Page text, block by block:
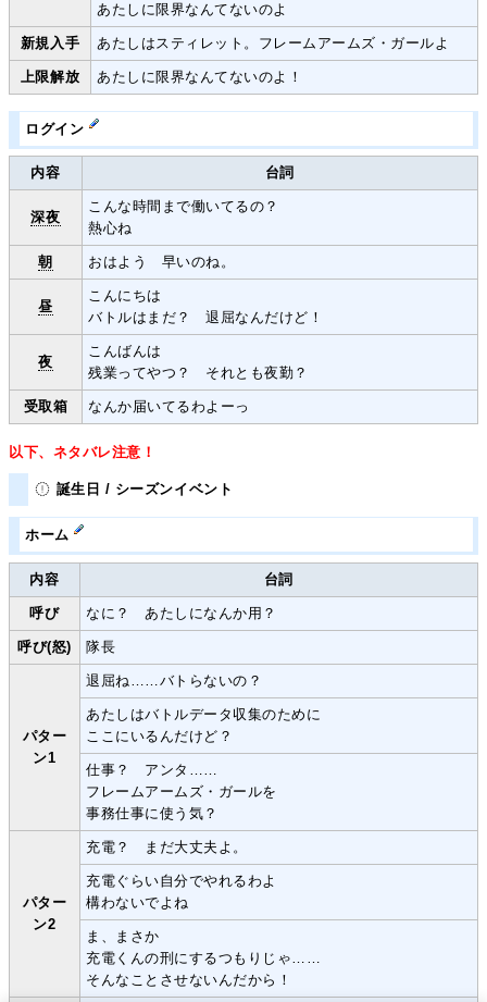
あたしに限界なんてないのよ
新規入手 あたしはスティレット。フレームアームズ・ガールよ
上限解放 あたしに限界なんてないのよ！
ログイン
内容 台詞
深夜
こんな時間まで働いてるの？
熱心ね
朝 おはよう 早いのね。
昼
こんにちは
バトルはまだ？ 退屈なんだけど！
夜
こんばんは
残業ってやつ？ それとも夜勤？
受取箱 なんか届いてるわよーっ
以下、ネタバレ注意！
誕生日 / シーズンイベント
ホーム
内容 台詞
呼び なに？ あたしになんか用？
呼び(怒) 隊長
パター
ン1
退屈ね……バトらないの？
あたしはバトルデータ収集のために
ここにいるんだけど？
仕事？ アンタ……
フレームアームズ・ガールを
事務仕事に使う気？
パター
ン2
充電？ まだ大丈夫よ。
充電ぐらい自分でやれるわよ
構わないでよね
ま、まさか
充電くんの刑にするつもりじゃ……
そんなことさせないんだから！